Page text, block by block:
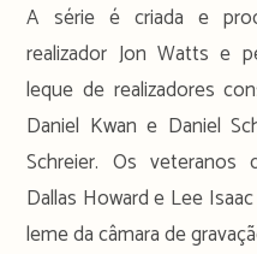
A série é criada e
realizador Jon Watts e
leque de realizadores
Daniel Kwan e Daniel
Schreier. Os veteranos
Dallas Howard e Lee
leme da câmara de